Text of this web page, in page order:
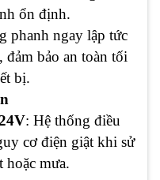
ổn định.
phanh ngay lập tức
đảm bảo an toàn tối
bị.
: Hệ thống điều
cơ điện giật khi sử
hoặc mưa.